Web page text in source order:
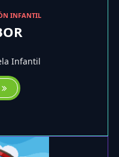
INFANTIL
Infantil